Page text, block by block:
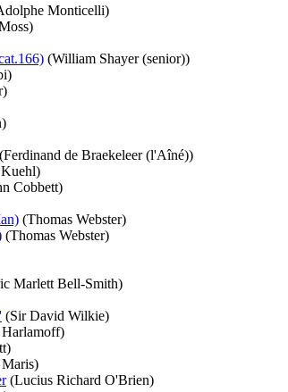
Monticelli)
(William Shayer (senior))
(Ferdinand de Braekeleer (l'Aîné))
Cobbett)
(Thomas Webster)
(Thomas Webster)
Marlett Bell-Smith)
(Sir David Wilkie)
(Lucius Richard O'Brien)